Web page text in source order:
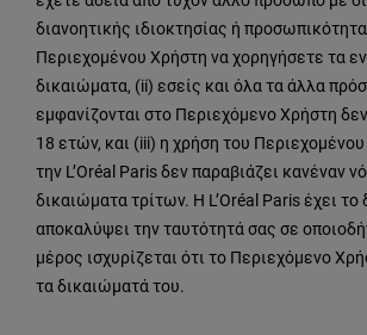
διανοητικής ιδιοκτησίας ή
Περιεχομένου Χρήστη να χορηγήσετε τα
δικαιώματα, (ii) εσείς και όλα τα άλλα
εμφανίζονται στο Περιεχόμενο Χρήστη
18 ετών, και (iii) η χρήση του
την L’Oréal Paris δεν παραβιάζει κανέναν
δικαιώματα τρίτων. Η L’Oréal Paris έχει το
αποκαλύψει την ταυτότητά σας σε
μέρος ισχυρίζεται ότι το Περιεχόμενο
τα δικαιώματά του.